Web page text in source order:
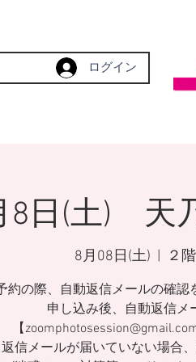
ログイン
8日(土) 天
8月08日(土) ２
の際、自動返信メールの確認
申し込み後、自動返信メ
【
返信メールが届いていない場合